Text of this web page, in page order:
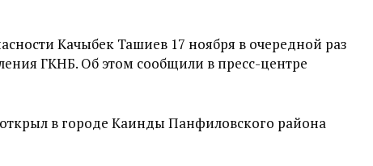
Качыбек Ташиев 17 ноября в очередной раз
ГКНБ. Об этом сообщили в пресс-центре
в городе Каинды Панфиловского района